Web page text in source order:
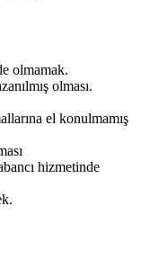
olmamak.
olması.
el konulmamış
hizmetinde